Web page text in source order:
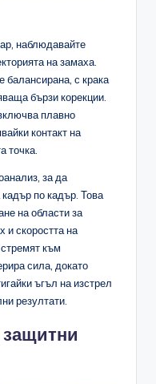
наблюдавайте
на замаха.
балансирана, с крака
бързи корекции.
плавно
контакт на
точка.
за да
по кадър. Това
на области за
и скоростта на
към
сила, докато
ъгъл на изстрел
резултати.